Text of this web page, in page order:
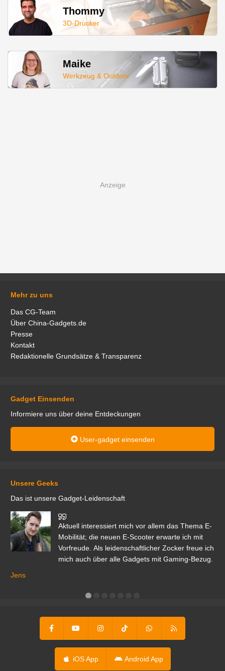
Thommy
3D-Drucker
Maike
Werkzeug & Outdoor
Mehr zu uns
Das CG-Team
Über China-Gadgets.de
Presse
Kontakt
Redaktionelle Grundsätze & Transparenz
Gadget Einsenden
Informiere uns über deine Entdeckungen
User-gadget einsenden
Unsere Geeks
Das ist unsere Gadget-Leidenschaft
Aktuell interessiert mich vor allem das Thema E-
Mobilität; die neuen E-Scooter erwarte ich mit
Vorfreude. Als leidenschaftlicher Zocker freue ich
mich auch über alle Gadgets mit Gaming-Bezug.
Jens
iOS App Android App